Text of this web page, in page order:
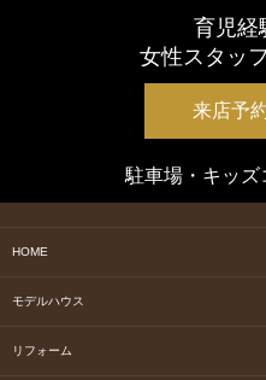
育児経
女性スタッ
来店予
駐車場・キッズ
HOME
モデルハウス
リフォーム